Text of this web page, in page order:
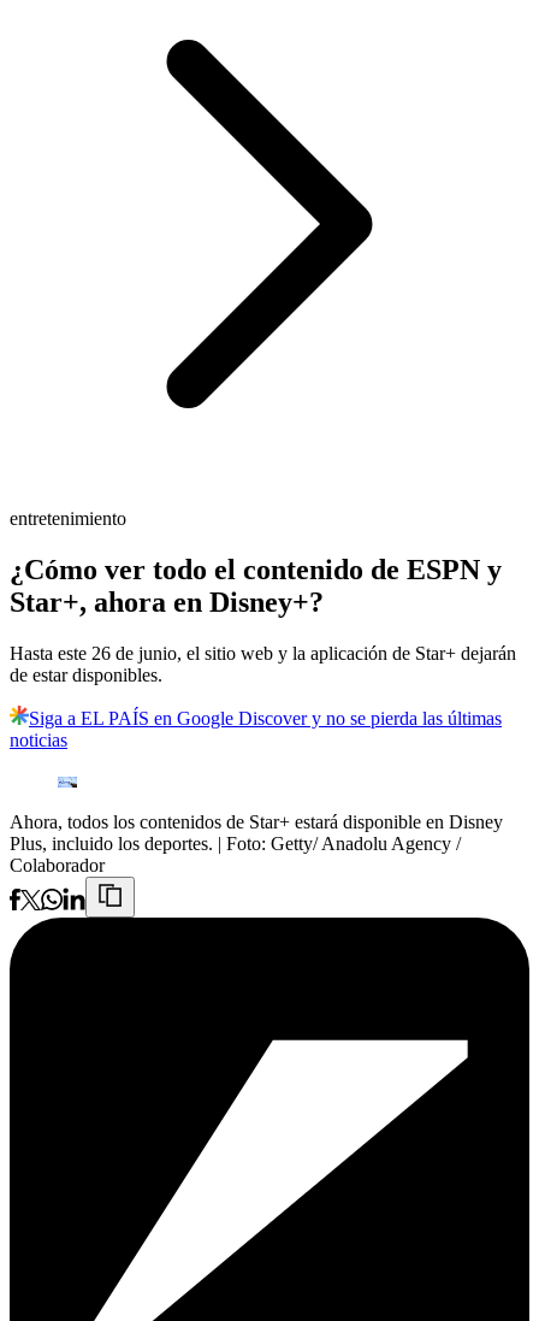
entretenimiento
¿Cómo ver todo el contenido de ESPN y
Star+, ahora en Disney+?
Hasta este 26 de junio, el sitio web y la aplicación de Star+ dejarán
de estar disponibles.
Siga a EL PAÍS en Google Discover y no se pierda las últimas
noticias
Ahora, todos los contenidos de Star+ estará disponible en Disney
Plus, incluido los deportes. | Foto: Getty/ Anadolu Agency /
Colaborador